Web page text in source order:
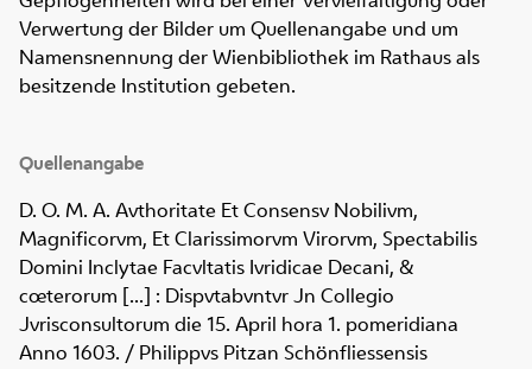
Verwertung der Bilder um Quellenangabe und um
Namensnennung der Wienbibliothek im Rathaus als
besitzende Institution gebeten.
Quellenangabe
D. O. M. A. Avthoritate Et Consensv Nobilivm,
Magnificorvm, Et Clarissimorvm Virorvm, Spectabilis
Domini Inclytae Facvltatis Ivridicae Decani, &
cœterorum [...] : Dispvtabvntvr Jn Collegio
Jvrisconsultorum die 15. April hora 1. pomeridiana
Anno 1603. / Philippvs Pitzan Schönfliessensis